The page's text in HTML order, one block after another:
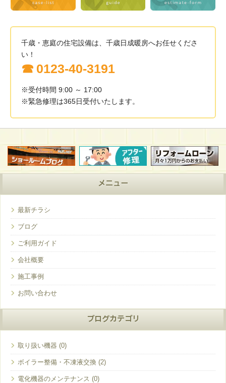
千歳・恵庭の住宅設備は、千歳日成暖房へお任せくださ
い！
0123-40-3191
※受付時間 9:00 ～ 17:00
※緊急修理は365日受付いたします。
メニュー
最新チラシ
ブログ
ご利用ガイド
会社概要
施工事例
お問い合わせ
ブログカテゴリ
取り扱い機器
ボイラー整備・不凍液交換
電化機器のメンテナンス